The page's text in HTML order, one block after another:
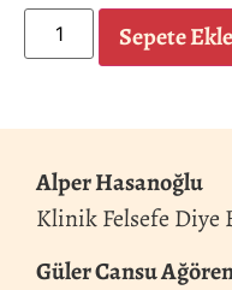
Sepete Ekle
Alper Hasanoğlu
Klinik Felsefe Diye
Güler Cansu